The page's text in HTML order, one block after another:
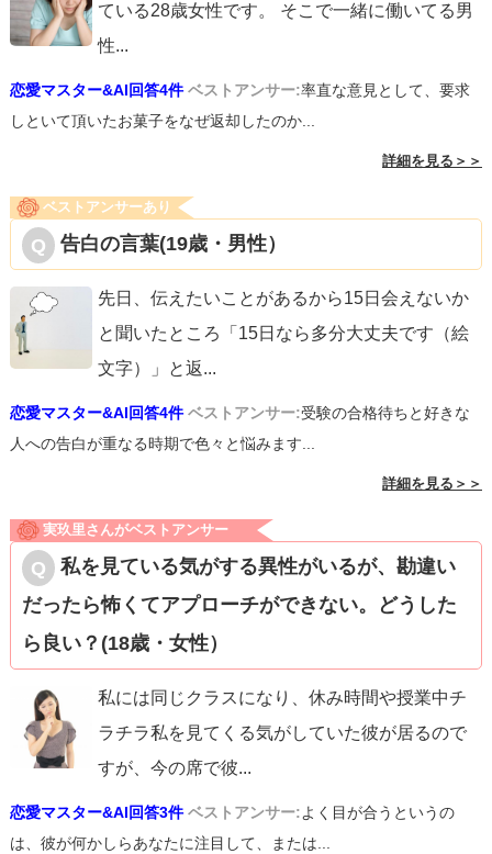
ている28歳女性です。 そこで一緒に働いてる男
性...
恋愛マスター&AI回答4件 ベストアンサー:率直な意見として、要求
しといて頂いたお菓子をなぜ返却したのか...
詳細を見る＞＞
ベストアンサーあり
告白の言葉(19歳・男性）
先日、伝えたいことがあるから15日会えないか
と聞いたところ「15日なら多分大丈夫です（絵
文字）」と返...
恋愛マスター&AI回答4件 ベストアンサー:受験の合格待ちと好きな
人への告白が重なる時期で色々と悩みます...
詳細を見る＞＞
実玖里さんがベストアンサー
私を見ている気がする異性がいるが、勘違い
だったら怖くてアプローチができない。どうした
ら良い？(18歳・女性）
私には同じクラスになり、休み時間や授業中チ
ラチラ私を見てくる気がしていた彼が居るので
すが、今の席で彼...
恋愛マスター&AI回答3件 ベストアンサー:よく目が合うというの
は、彼が何かしらあなたに注目して、または...